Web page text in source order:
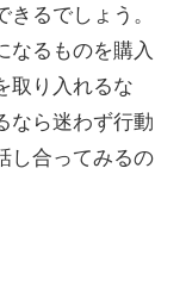
るでしょう。
なるものを購入
取り入れるな
なら迷わず行動
し合ってみるの